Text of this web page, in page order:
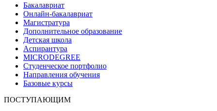
Бакалавриат
Онлайн-бакалавриат
Магистратура
Дополнительное образование
Детская школа
Аспирантура
MICRODEGREE
Студенческое портфолио
Направления обучения
Базовые курсы
ПОСТУПАЮЩИМ